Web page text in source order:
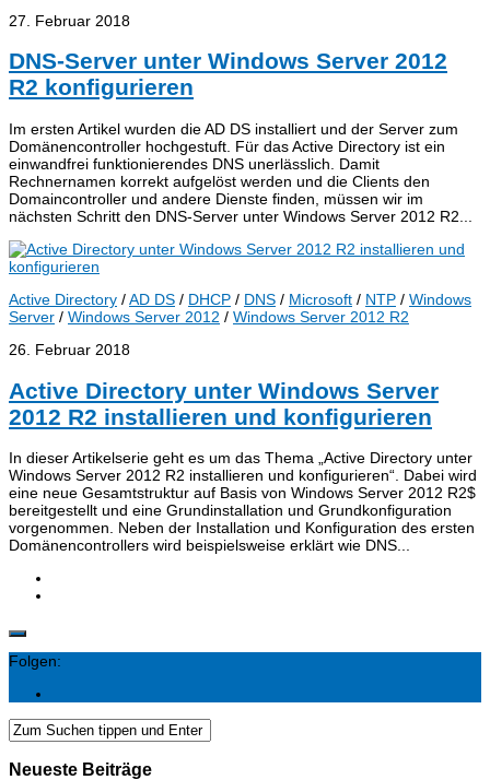
27. Februar 2018
DNS-Server unter Windows Server 2012
R2 konfigurieren
Im ersten Artikel wurden die AD DS installiert und der Server zum
Domänencontroller hochgestuft. Für das Active Directory ist ein
einwandfrei funktionierendes DNS unerlässlich. Damit
Rechnernamen korrekt aufgelöst werden und die Clients den
Domaincontroller und andere Dienste finden, müssen wir im
nächsten Schritt den DNS-Server unter Windows Server 2012 R2...
Active Directory /AD DS / DHCP / DNS / Microsoft / NTP / Windows
Server / Windows Server 2012 / Windows Server 2012 R2
26. Februar 2018
Active Directory unter Windows Server
2012 R2 installieren und konfigurieren
In dieser Artikelserie geht es um das Thema „Active Directory unter
Windows Server 2012 R2 installieren und konfigurieren“. Dabei wird
eine neue Gesamtstruktur auf Basis von Windows Server 2012 R2$
bereitgestellt und eine Grundinstallation und Grundkonfiguration
vorgenommen. Neben der Installation und Konfiguration des ersten
Domänencontrollers wird beispielsweise erklärt wie DNS...
Folgen:
Neueste Beiträge